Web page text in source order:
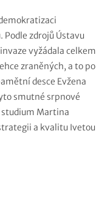
Podle zdrojů Ústavu
vyžádala celkem
zraněných, a to po
desce Evžena
smutné srpnové
Martina
a kvalitu Ivetou